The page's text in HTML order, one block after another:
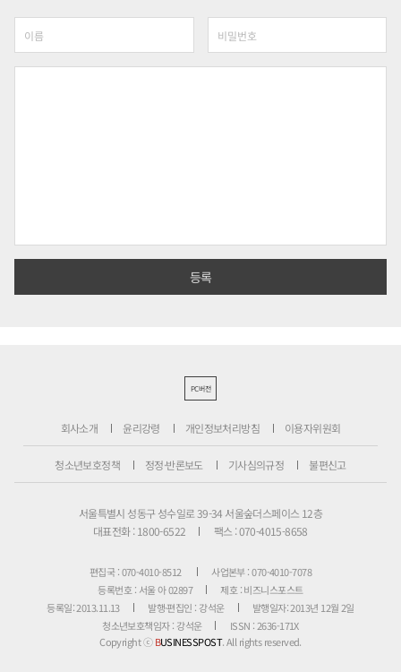
PC버전
회사소개 윤리강령 개인정보처리방침 이용자위원회
청소년보호정책 정정·반론보도 기사심의규정 불편신고
서울특별시 성동구 성수일로 39-34 서울숲더스페이스 12층
대표전화 : 1800-6522
팩스 : 070-4015-8658
편집국 : 070-4010-8512
사업본부 : 070-4010-7078
등록번호 : 서울 아 02897
제호 : 비즈니스포스트
등록일: 2013.11.13
발행·편집인 : 강석운
발행일자: 2013년 12월 2일
청소년보호책임자 : 강석운
ISSN : 2636-171X
Copyright ⓒBUSINESSPOST. All rights reserved.